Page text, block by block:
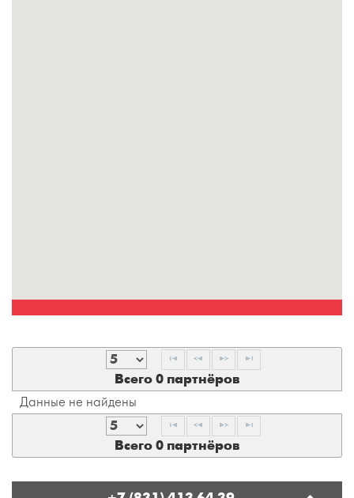
Всего 0 партнёров
Данные не найдены
Всего 0 партнёров